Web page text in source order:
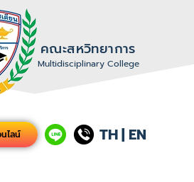
คณะสหวิทยาการ
Multidisciplinary College
ไลน์ TH| EN